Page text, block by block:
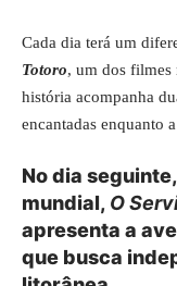
Cada dia terá um
Totoro, um dos filmes
história acompanha
encantadas enquanto
No dia
mundial, O
apresenta a
que busca